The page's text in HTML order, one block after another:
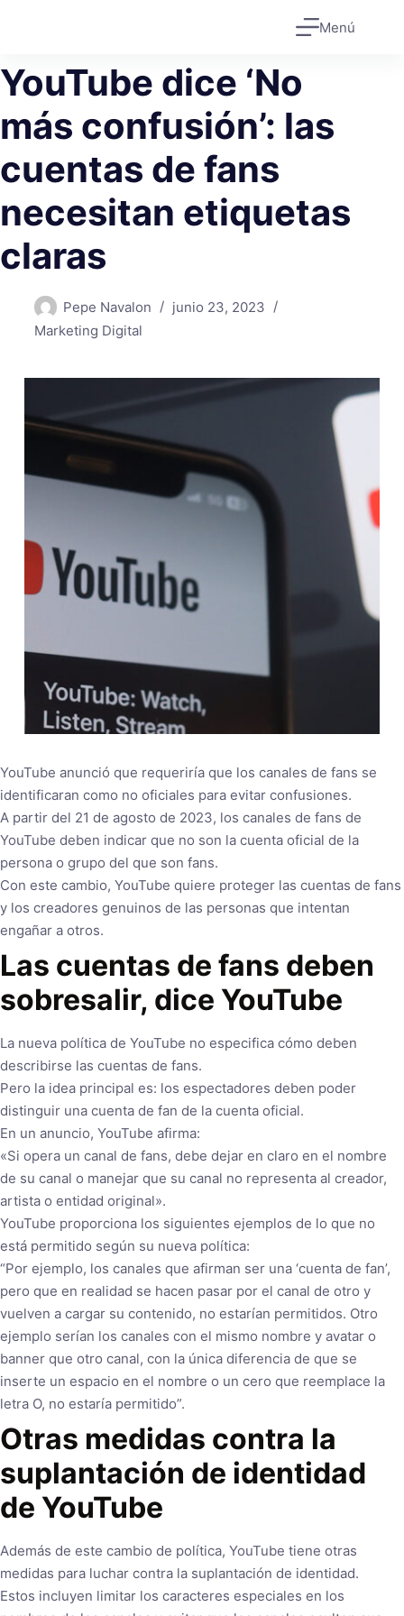
Menú
YouTube dice ‘No
más confusión’: las
cuentas de fans
necesitan etiquetas
claras
Pepe Navalon
junio 23, 2023
Marketing Digital
YouTube anunció que requeriría que los canales de fans se
identificaran como no oficiales para evitar confusiones.
A partir del 21 de agosto de 2023, los canales de fans de
YouTube deben indicar que no son la cuenta oficial de la
persona o grupo del que son fans.
Con este cambio, YouTube quiere proteger las cuentas de fans
y los creadores genuinos de las personas que intentan
engañar a otros.
Las cuentas de fans deben
sobresalir, dice YouTube
La nueva política de YouTube no especifica cómo deben
describirse las cuentas de fans.
Pero la idea principal es: los espectadores deben poder
distinguir una cuenta de fan de la cuenta oficial.
En un anuncio, YouTube afirma:
«Si opera un canal de fans, debe dejar en claro en el nombre
de su canal o manejar que su canal no representa al creador,
artista o entidad original».
YouTube proporciona los siguientes ejemplos de lo que no
está permitido según su nueva política:
“Por ejemplo, los canales que afirman ser una ‘cuenta de fan’,
pero que en realidad se hacen pasar por el canal de otro y
vuelven a cargar su contenido, no estarían permitidos. Otro
ejemplo serían los canales con el mismo nombre y avatar o
banner que otro canal, con la única diferencia de que se
inserte un espacio en el nombre o un cero que reemplace la
letra O, no estaría permitido”.
Otras medidas contra la
suplantación de identidad
de YouTube
Además de este cambio de política, YouTube tiene otras
medidas para luchar contra la suplantación de identidad.
Estos incluyen limitar los caracteres especiales en los